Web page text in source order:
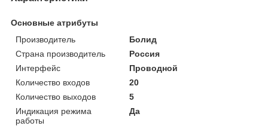
Основные атрибуты
Производитель
Болид
Страна производитель
Россия
Интерфейс
Проводной
Количество входов
20
Количество выходов
5
Индикация режима
работы
Да